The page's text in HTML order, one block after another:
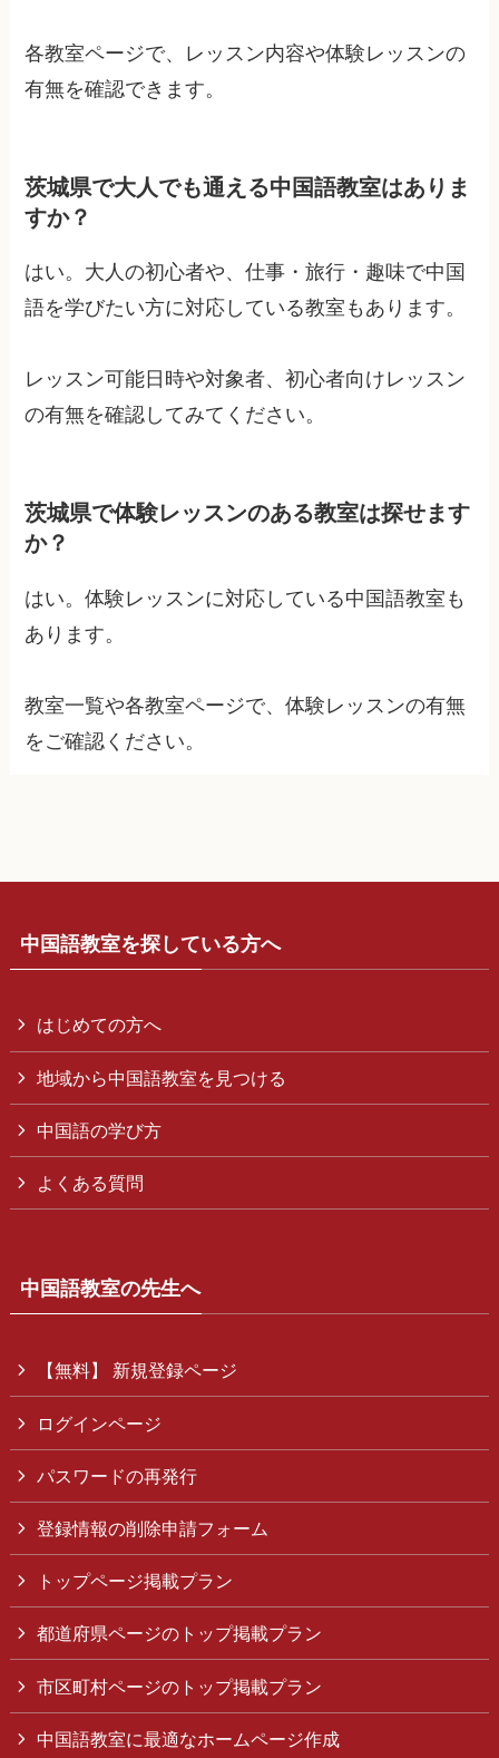
各教室ページで、レッスン内容や体験レッスンの
有無を確認できます。
茨城県で大人でも通える中国語教室はありま
すか？
はい。大人の初心者や、仕事・旅行・趣味で中国
語を学びたい方に対応している教室もあります。
レッスン可能日時や対象者、初心者向けレッスン
の有無を確認してみてください。
茨城県で体験レッスンのある教室は探せます
か？
はい。体験レッスンに対応している中国語教室も
あります。
教室一覧や各教室ページで、体験レッスンの有無
をご確認ください。
中国語教室を探している方へ
はじめての方へ
地域から中国語教室を見つける
中国語の学び方
よくある質問
中国語教室の先生へ
【無料】 新規登録ページ
ログインページ
パスワードの再発行
登録情報の削除申請フォーム
トップページ掲載プラン
都道府県ページのトップ掲載プラン
市区町村ページのトップ掲載プラン
中国語教室に最適なホームページ作成